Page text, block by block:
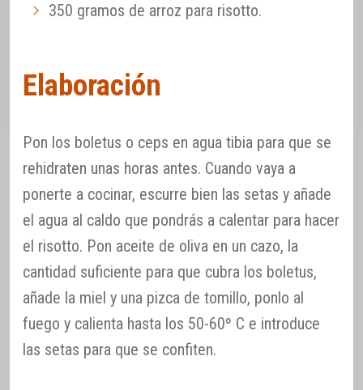
350 gramos de arroz para risotto.
Elaboración
Pon los boletus o ceps en agua tibia para que se
rehidraten unas horas antes. Cuando vaya a
ponerte a cocinar, escurre bien las setas y añade
el agua al caldo que pondrás a calentar para hacer
el risotto. Pon aceite de oliva en un cazo, la
cantidad suficiente para que cubra los boletus,
añade la miel y una pizca de tomillo, ponlo al
fuego y calienta hasta los 50-60º C e introduce
las setas para que se confiten.